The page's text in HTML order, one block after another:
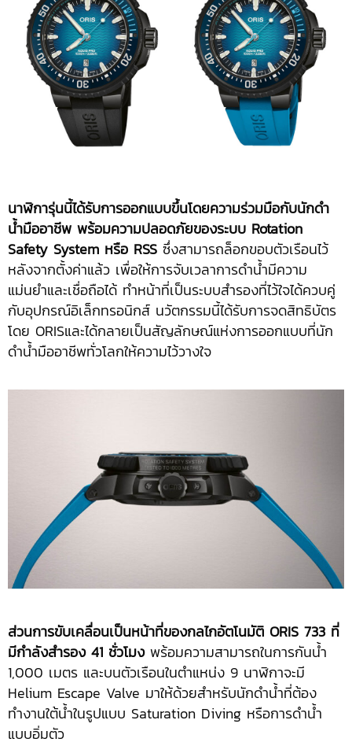
นาฬิการุ่นนี้ได้รับการออกแบบขึ้นโดยความร่วมมือกับนักดำ
น้ำมืออาชีพ พร้อมความปลอดภัยของระบบ Rotation
Safety System หรือ RSS ซึ่งสามารถล็อกขอบตัวเรือนไว้
หลังจากตั้งค่าแล้ว เพื่อให้การจับเวลาการดำน้ำมีความ
แม่นยำและเชื่อถือได้ ทำหน้าที่เป็นระบบสำรองที่ไว้ใจได้ควบคู่
กับอุปกรณ์อิเล็กทรอนิกส์ นวัตกรรมนี้ได้รับการจดสิทธิบัตร
โดย ORISและได้กลายเป็นสัญลักษณ์แห่งการออกแบบที่นัก
ดำน้ำมืออาชีพทั่วโลกให้ความไว้วางใจ
ส่วนการขับเคลื่อนเป็นหน้าที่ของกลไกอัตโนมัติ ORIS 733 ที่
มีกำลังสำรอง 41 ชั่วโมงพร้อมความสามารถในการกันน้ำ
1,000 เมตร และบนตัวเรือนในตำแหน่ง 9 นาฬิกาจะมี
Helium Escape Valve มาให้ด้วยสำหรับนักดำน้ำที่ต้อง
ทำงานใต้น้ำในรูปแบบ Saturation Diving หรือการดำน้ำ
แบบอิ่มตัว